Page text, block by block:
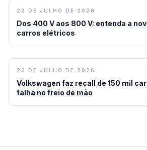
22 DE JULHO DE 2026
Dos 400 V aos 800 V: entenda a
carros elétricos
22 DE JULHO DE 2026
Volkswagen faz recall de 150 mil
falha no freio de mão